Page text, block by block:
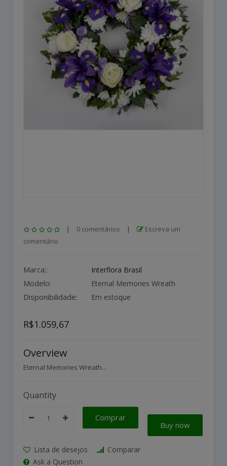
| 0 comentários |
Escreva um
comentário
Marca:: Interflora Brasil
Modelo: Eternal Memories Wreath
Disponibilidade: Em estoque
R$1.059,67
Overview
Eternal Memories Wreath...
Quantity
Comprar
Buy now
Lista de desejos
Comparar
Ask a Question